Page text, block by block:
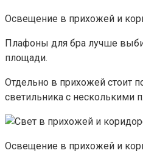
Освещение в прихожей и
Плафоны для бра лучше
площади.
Отдельно в прихожей стоит
светильника с несколькими
Освещение в прихожей и